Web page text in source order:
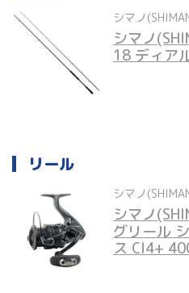
シマノ
シマノ
18 ディア
リール
シマノ
シマノ
グリール
ス CI4+